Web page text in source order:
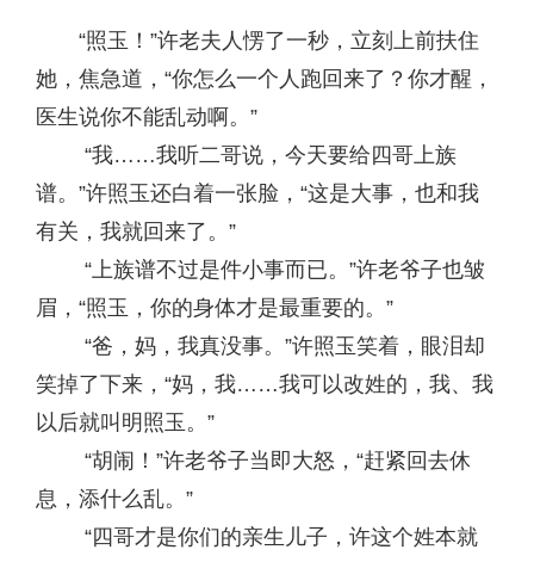
“照玉！”许老夫人愣了一秒，立刻上前扶住
她，焦急道，“你怎么一个人跑回来了？你才醒，
医生说你不能乱动啊。”
“我……我听二哥说，今天要给四哥上族
谱。”许照玉还白着一张脸，“这是大事，也和我
有关，我就回来了。”
“上族谱不过是件小事而已。”许老爷子也皱
眉，“照玉，你的身体才是最重要的。”
“爸，妈，我真没事。”许照玉笑着，眼泪却
笑掉了下来，“妈，我……我可以改姓的，我、我
以后就叫明照玉。”
“胡闹！”许老爷子当即大怒，“赶紧回去休
息，添什么乱。”
“四哥才是你们的亲生儿子，许这个姓本就